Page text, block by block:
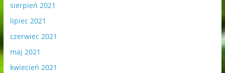
sierpień 2021
lipiec 2021
czerwiec 2021
maj 2021
kwiecień 2021